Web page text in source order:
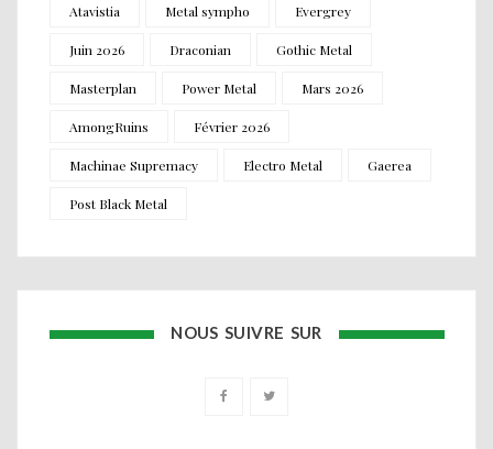
Atavistia Metal sympho Evergrey
Juin 2026 Draconian Gothic Metal
Masterplan Power Metal Mars 2026
AmongRuins Février 2026
Machinae Supremacy Electro Metal Gaerea
Post Black Metal
NOUS SUIVRE SUR